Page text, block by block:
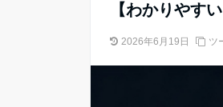
【わかりやす
2026年6月19日 ツ